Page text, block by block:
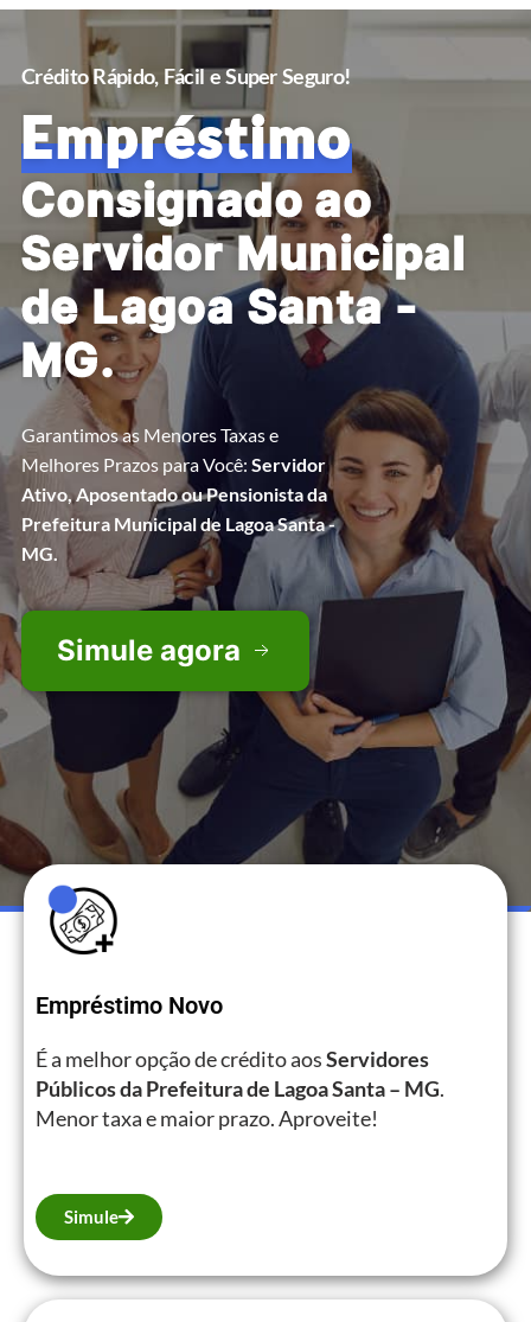
Crédito Rápido, Fácil e Super Seguro!
Empréstimo
Consignado ao
Servidor Municipal
de Lagoa Santa -
MG.
Garantimos as Menores Taxas e
Melhores Prazos para Você: Servidor
Ativo, Aposentado ou Pensionista da
Prefeitura Municipal de Lagoa Santa -
MG.
Simule agora
Empréstimo Novo
É a melhor opção de crédito aosServidores
Públicos da Prefeitura de Lagoa Santa – MG.
Menor taxa e maior prazo. Aproveite!
Simule